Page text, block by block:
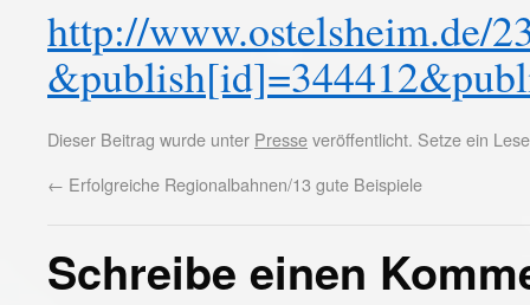
http://www.ostelsheim.de/
Dieser Beitrag wurde unter Presseveröffentlicht. Setze ein
← Erfolgreiche Regionalbahnen/13 gute Beispiele
Schreibe einen